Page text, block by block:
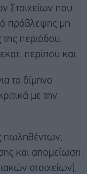
Στοιχείων που
πρόβλεψης μη
περιόδου,
περίπου και
το δίμηνο
με την
πωληθέντων,
και απομείωση
στοιχείων),